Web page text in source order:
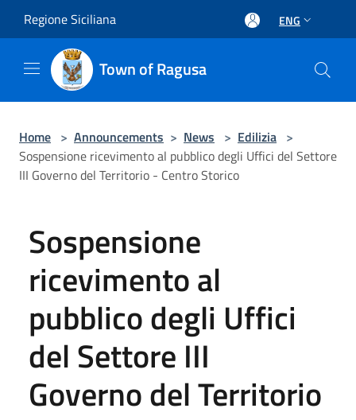
Regione Siciliana ENG
Town of Ragusa
Home > Announcements > News > Edilizia >
Sospensione ricevimento al pubblico degli Uffici del Settore
III Governo del Territorio - Centro Storico
Sospensione
ricevimento al
pubblico degli Uffici
del Settore III
Governo del Territorio